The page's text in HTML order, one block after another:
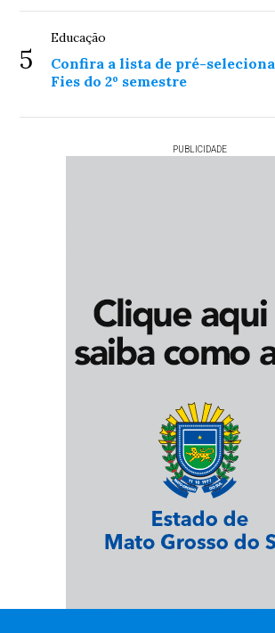
5
Educação
Confira a lista de pré-
Fies do 2º semestre
PUBLICIDADE